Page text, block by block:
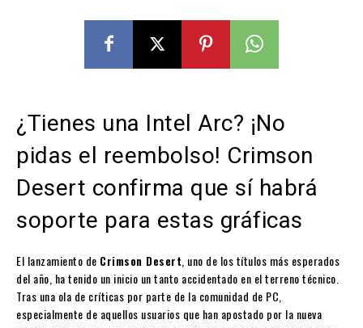
¿Tienes una Intel Arc? ¡No
pidas el reembolso! Crimson
Desert confirma que sí habrá
soporte para estas gráficas
El lanzamiento de Crimson Desert , uno de los títulos más esperados
del año, ha tenido un inicio un tanto accidentado en el terreno técnico.
Tras una ola de críticas por parte de la comunidad de PC,
especialmente de aquellos usuarios que han apostado por la nueva